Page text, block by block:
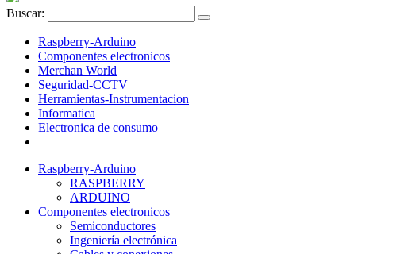
Buscar:
Raspberry-Arduino
Componentes electronicos
Merchan World
Seguridad-CCTV
Herramientas-Instrumentacion
Informatica
Electronica de consumo
Raspberry-Arduino
RASPBERRY
ARDUINO
Componentes electronicos
Semiconductores
Ingeniería electrónica